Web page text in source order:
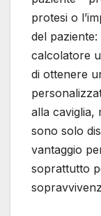
protesi o
del
calcolatore
di ottenere
alla caviglia,
sono solo
vantaggio
soprattutto